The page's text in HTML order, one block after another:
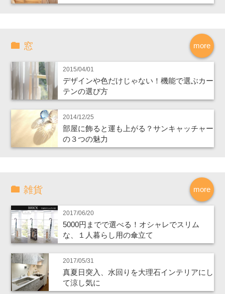
more
窓
2015/04/01
デザインや色だけじゃない！機能で選ぶカー
テンの選び方
2014/12/25
部屋に飾ると運も上がる？サンキャッチャー
の３つの魅力
more
雑貨
2017/06/20
5000円までで選べる！オシャレでスリム
な、１人暮らし用の傘立て
2017/05/31
真夏日突入、水回りを大理石インテリアにし
て涼し気に